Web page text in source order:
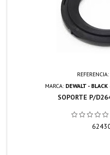
REFERENCIA:
MARCA: DEWALT -
SOPORTE P/